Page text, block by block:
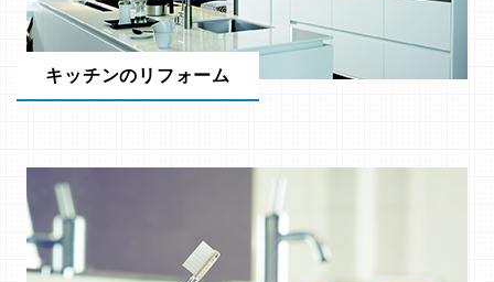
キッチンのリフォーム